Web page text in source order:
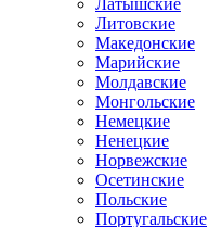
Латышские
Литовские
Македонские
Марийские
Молдавские
Монгольские
Немецкие
Ненецкие
Норвежские
Осетинские
Польские
Португальские